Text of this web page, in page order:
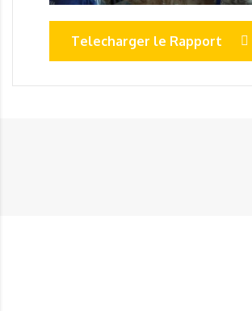
Telecharger le Rapport